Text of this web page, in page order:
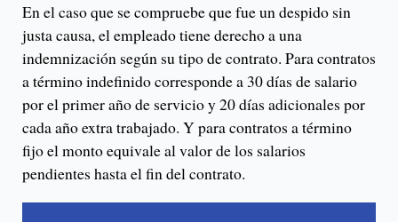
En el caso que se compruebe que fue un despido sin
justa causa, el empleado tiene derecho a una
indemnización según su tipo de contrato. Para contratos
a término indefinido corresponde a 30 días de salario
por el primer año de servicio y 20 días adicionales por
cada año extra trabajado. Y para contratos a término
fijo el monto equivale al valor de los salarios
pendientes hasta el fin del contrato.